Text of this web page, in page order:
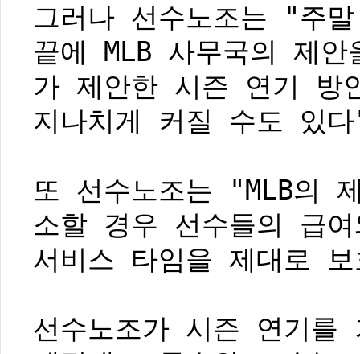
그러나 선수노조는 "주
끝에 MLB 사무국의 제
가 제안한 시즌 연기 방
지나치게 커질 수도 있
또 선수노조는 "MLB의
소할 경우 선수들의 급
서비스 타임을 제대로
선수노조가 시즌 연기를